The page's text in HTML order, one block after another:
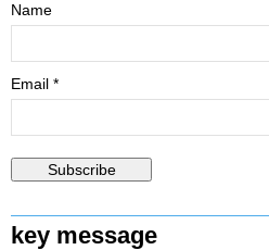
Name
Email *
key message